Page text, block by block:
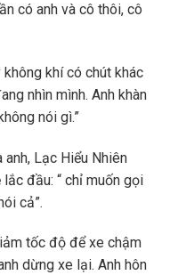
có anh và cô thôi, cô
khí có chút khác
nhìn mình. Anh khàn
nói gì.”
Lạc Hiểu Nhiên
đầu: “ chỉ muốn gọi
cả”.
tốc độ để xe chậm
dừng xe lại. Anh hôn